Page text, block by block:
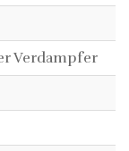
Verdampfer